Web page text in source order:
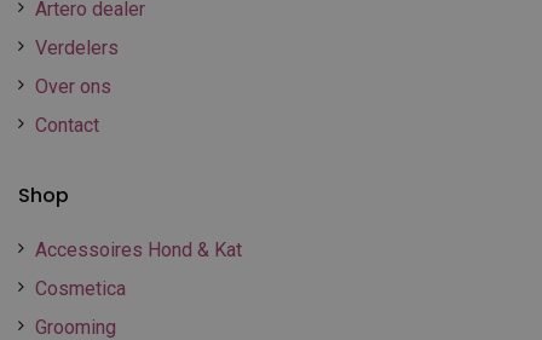
Artero dealer
Verdelers
Over ons
Contact
Shop
Accessoires Hond & Kat
Cosmetica
Grooming